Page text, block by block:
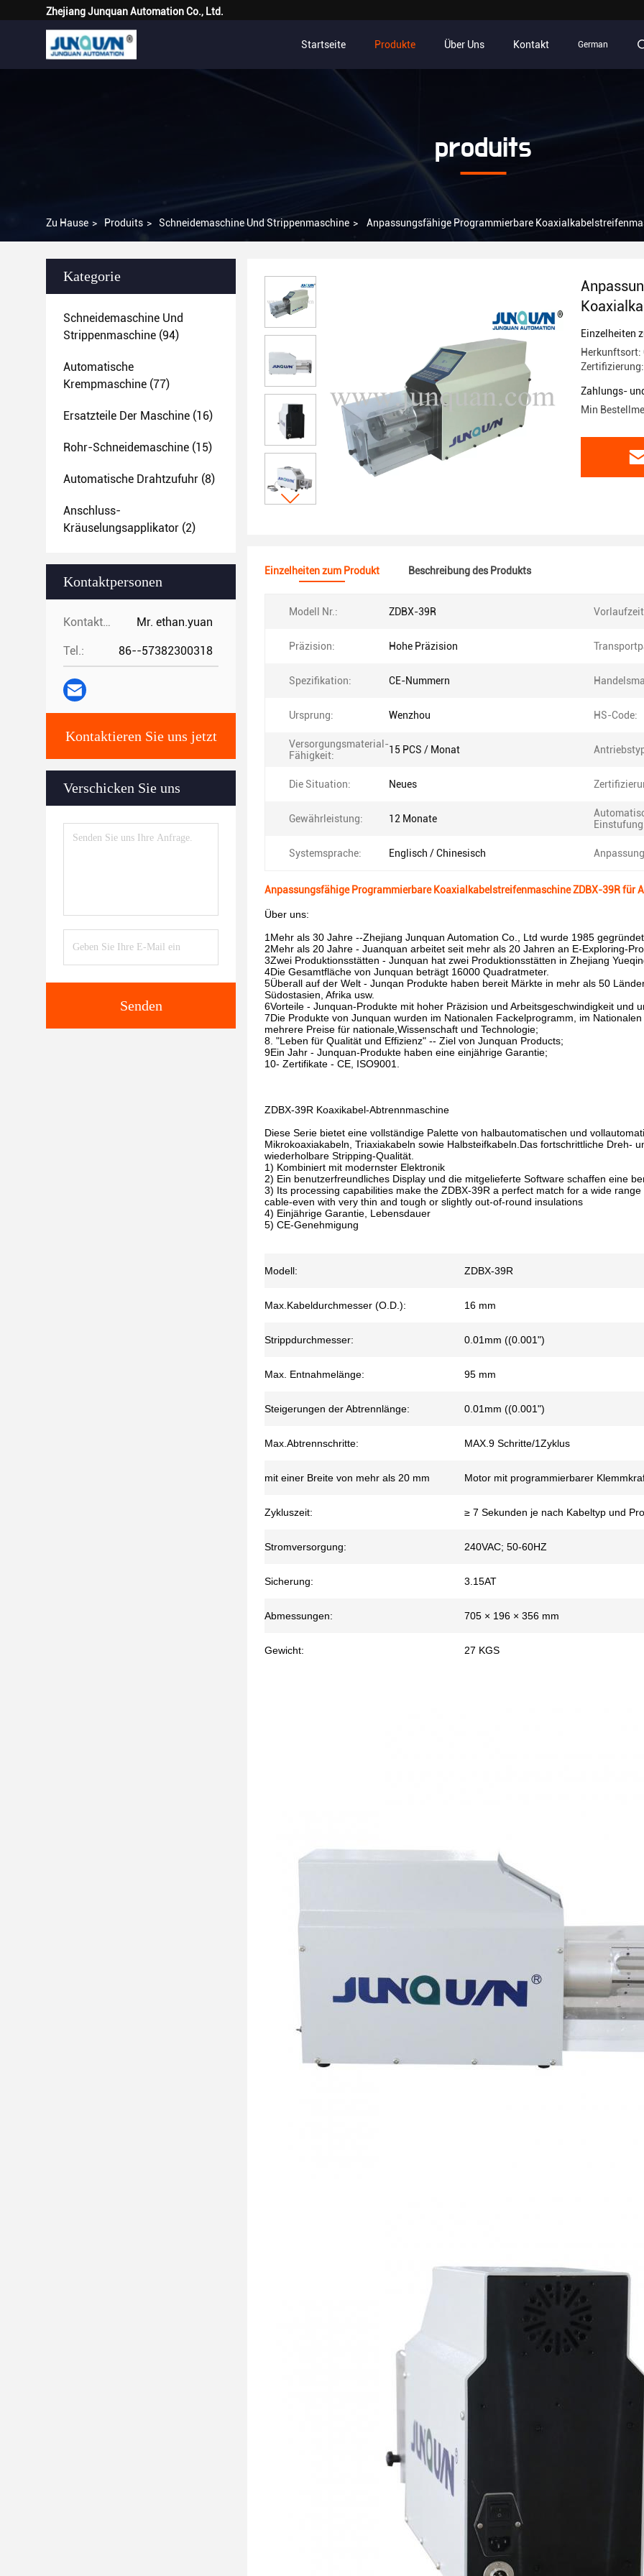
Zhejiang Junquan Automation Co., Ltd.
Startseite Produkte Über Uns Kontakt German
produits
Zu Hause > Produits > Schneidemaschine Und Strippenmaschine > Anpassungsfähige Programmierbare
Kategorie
Schneidemaschine Und
Strippenmaschine (94)
Automatische
Krempmaschine (77)
Ersatzteile Der Maschine (16)
Rohr-Schneidemaschine (15)
Automatische Drahtzufuhr (8)
Anschluss-
Kräuselungsapplikator (2)
Kontaktpersonen
Kontaktpersonen: Mr. ethan.yuan
Tel.: 86--57382300318
Kontaktieren Sie uns jetzt
Verschicken Sie uns
Senden
Einzelheiten
Herkunftsort:
Zertifizierung:
Zahlungs-
Min
Einzelheiten zum Produkt Beschreibung des Produkts
Modell Nr.: ZDBX-39R
Präzision: Hohe Präzision
Spezifikation: CE-Nummern
Ursprung: Wenzhou HS-Code:
Versorgungsmaterial-
Fähigkeit:
15 PCS / Monat
Die Situation: Neues
Gewährleistung: 12 Monate
Systemsprache: Englisch / Chinesisch
Anpassungsfähige Programmierbare Koaxialkabelstreifenmaschine ZDBX-39R für
Über uns:
1Mehr als 30 Jahre --Zhejiang Junquan Automation Co., Ltd wurde 1985
2Mehr als 20 Jahre - Juanquan arbeitet seit mehr als 20 Jahren an E-Exploring-
3Zwei Produktionsstätten - Junquan hat zwei Produktionsstätten in Zhejiang
4Die Gesamtfläche von Junquan beträgt 16000 Quadratmeter.
5Überall auf der Welt - Junqan Produkte haben bereit Märkte in mehr als 50
Südostasien, Afrika usw.
6Vorteile - Junquan-Produkte mit hoher Präzision und Arbeitsgeschwindigkeit und
7Die Produkte von Junquan wurden im Nationalen Fackelprogramm, im
mehrere Preise für nationale,Wissenschaft und Technologie;
8. "Leben für Qualität und Effizienz" -- Ziel von Junquan Products;
9Ein Jahr - Junquan-Produkte haben eine einjährige Garantie;
10- Zertifikate - CE, ISO9001.
ZDBX-39R Koaxikabel-Abtrennmaschine
Diese Serie bietet eine vollständige Palette von halbautomatischen und
Mikrokoaxiakabeln, Triaxiakabeln sowie Halbsteifkabeln.Das fortschrittliche Dreh-
wiederholbare Stripping-Qualität.
1) Kombiniert mit modernster Elektronik
2) Ein benutzerfreundliches Display und die mitgelieferte Software schaffen eine
3) Its processing capabilities make the ZDBX-39R a perfect match for a wide
cable-even with very thin and tough or slightly out-of-round insulations
4) Einjährige Garantie, Lebensdauer
5) CE-Genehmigung
Modell: ZDBX-39R
Max.Kabeldurchmesser (O.D.): 16 mm
Strippdurchmesser: 0.01mm ((0.001")
Max. Entnahmelänge: 95 mm
Steigerungen der Abtrennlänge: 0.01mm ((0.001")
Max.Abtrennschritte: MAX.9 Schritte/1Zyklus
mit einer Breite von mehr als 20 mm Motor mit programmierbarer
Zykluszeit: ≥ 7 Sekunden je nach Kabeltyp und
Stromversorgung: 240VAC; 50-60HZ
Sicherung: 3.15AT
Abmessungen: 705 × 196 × 356 mm
Gewicht: 27 KGS